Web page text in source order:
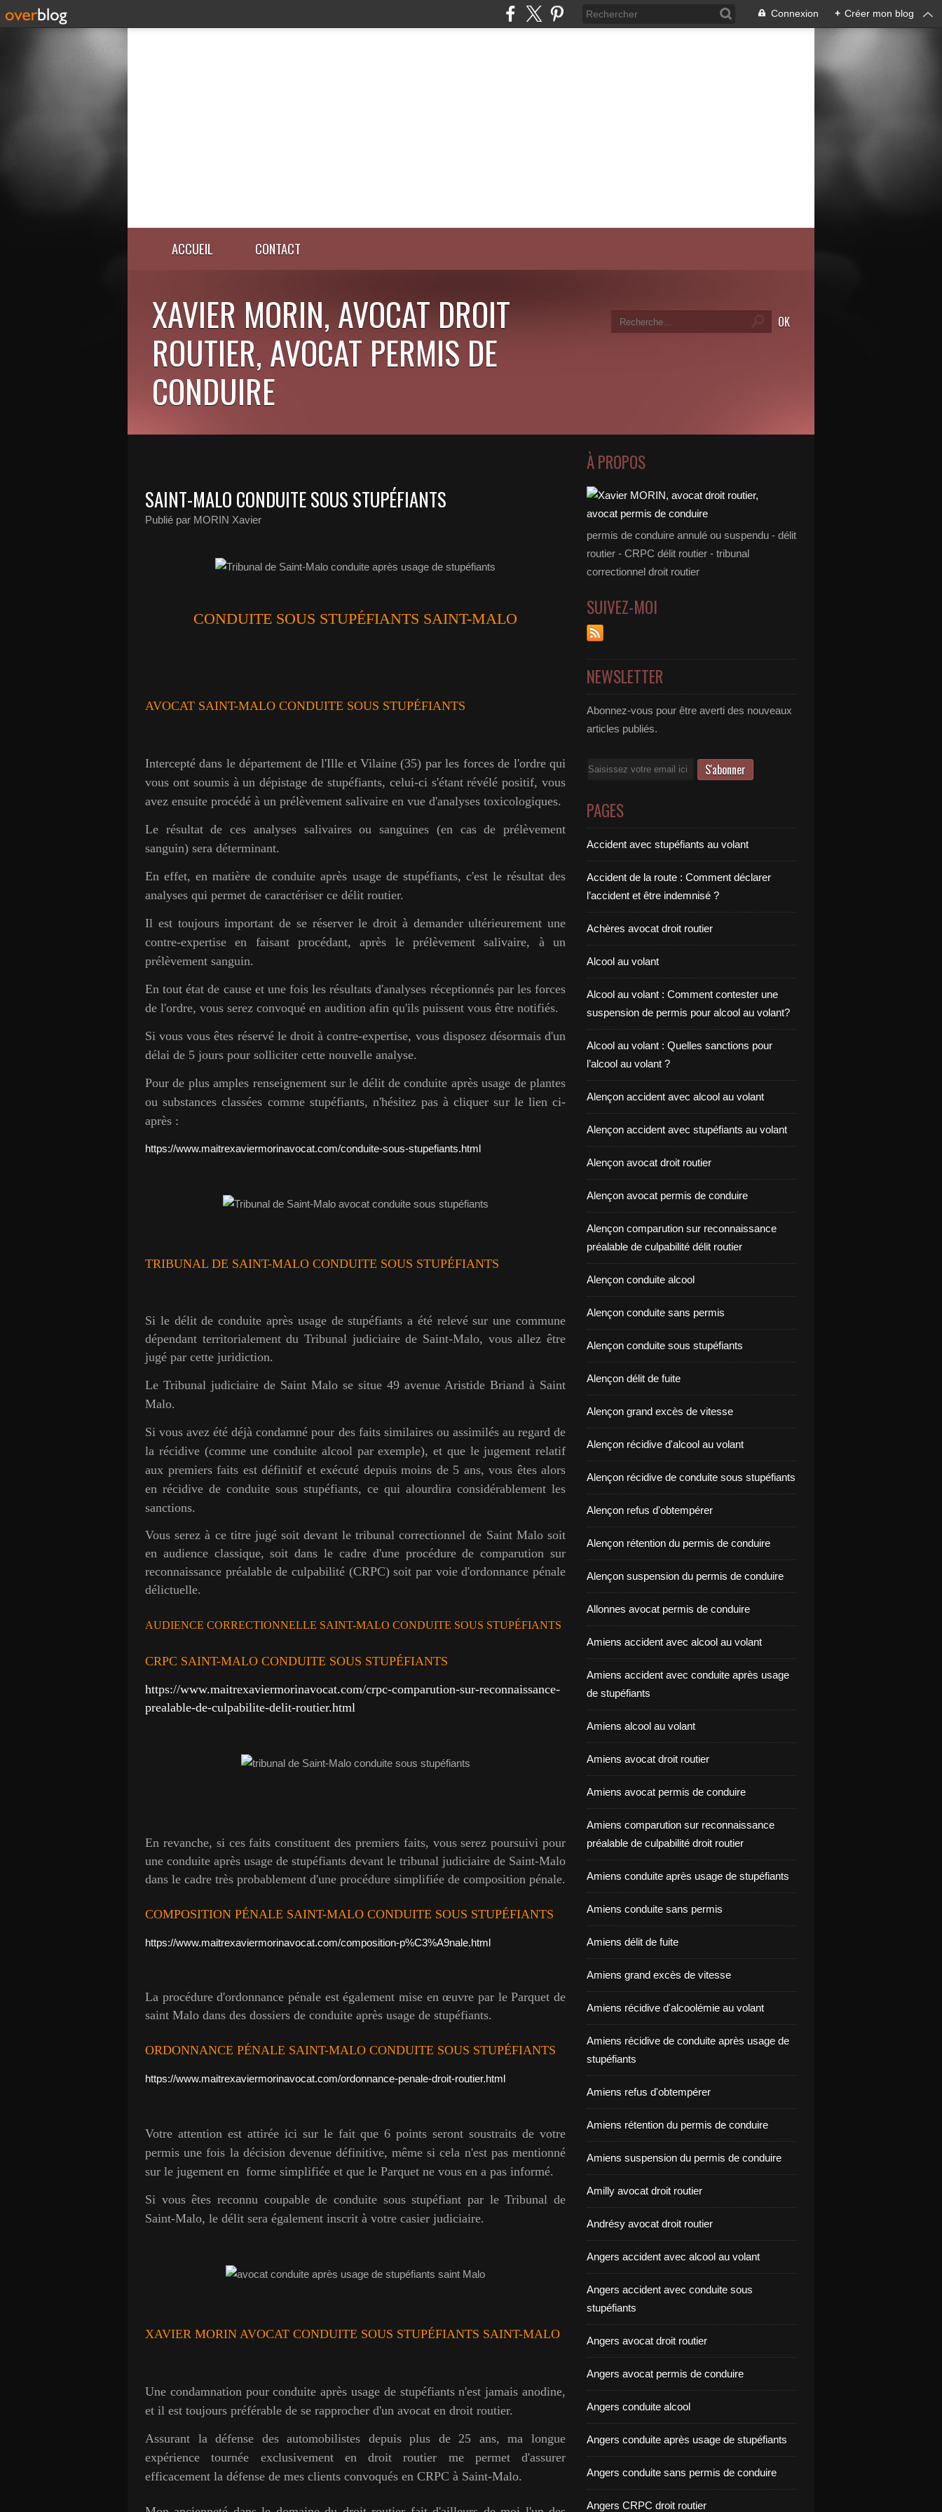
Connexion + Créer mon blog
ACCUEIL CONTACT
XAVIER MORIN, AVOCAT DROIT
ROUTIER, AVOCAT PERMIS DE
CONDUIRE
SAINT-MALO CONDUITE SOUS STUPÉFIANTS
Publié par MORIN Xavier
CONDUITE SOUS STUPÉFIANTS SAINT-MALO
AVOCAT SAINT-MALO CONDUITE SOUS STUPÉFIANTS
Intercepté dans le département de l'Ille et Vilaine (35) par les forces de l'ordre qui
vous ont soumis à un dépistage de stupéfiants, celui-ci s'étant révélé positif, vous
avez ensuite procédé à un prélèvement salivaire en vue d'analyses toxicologiques.
Le résultat de ces analyses salivaires ou sanguines (en cas de prélèvement
sanguin) sera déterminant.
En effet, en matière de conduite après usage de stupéfiants, c'est le résultat des
analyses qui permet de caractériser ce délit routier.
Il est toujours important de se réserver le droit à demander ultérieurement une
contre-expertise en faisant procédant, après le prélèvement salivaire, à un
prélèvement sanguin.
En tout état de cause et une fois les résultats d'analyses réceptionnés par les forces
de l'ordre, vous serez convoqué en audition afin qu'ils puissent vous être notifiés.
Si vous vous êtes réservé le droit à contre-expertise, vous disposez désormais d'un
délai de 5 jours pour solliciter cette nouvelle analyse.
Pour de plus amples renseignement sur le délit de conduite après usage de plantes
ou substances classées comme stupéfiants, n'hésitez pas à cliquer sur le lien ci-
après :
https://www.maitrexaviermorinavocat.com/conduite-sous-stupefiants.html
TRIBUNAL DE SAINT-MALO CONDUITE SOUS STUPÉFIANTS
Si le délit de conduite après usage de stupéfiants a été relevé sur une commune
dépendant territorialement du Tribunal judiciaire de Saint-Malo, vous allez être
jugé par cette juridiction.
Le Tribunal judiciaire de Saint Malo se situe 49 avenue Aristide Briand à Saint
Malo.
Si vous avez été déjà condamné pour des faits similaires ou assimilés au regard de
la récidive (comme une conduite alcool par exemple), et que le jugement relatif
aux premiers faits est définitif et exécuté depuis moins de 5 ans, vous êtes alors
en récidive de conduite sous stupéfiants, ce qui alourdira considérablement les
sanctions.
Vous serez à ce titre jugé soit devant le tribunal correctionnel de Saint Malo soit
en audience classique, soit dans le cadre d'une procédure de comparution sur
reconnaissance préalable de culpabilité (CRPC) soit par voie d'ordonnance pénale
délictuelle.
AUDIENCE CORRECTIONNELLE SAINT-MALO CONDUITE SOUS STUPÉFIANTS
CRPC SAINT-MALO CONDUITE SOUS STUPÉFIANTS
https://www.maitrexaviermorinavocat.com/crpc-comparution-sur-reconnaissance-
prealable-de-culpabilite-delit-routier.html
En revanche, si ces faits constituent des premiers faits, vous serez poursuivi pour
une conduite après usage de stupéfiants devant le tribunal judiciaire de Saint-Malo
dans le cadre très probablement d'une procédure simplifiée de composition pénale.
COMPOSITION PÉNALE SAINT-MALO CONDUITE SOUS STUPÉFIANTS
https://www.maitrexaviermorinavocat.com/composition-p%C3%A9nale.html
La procédure d'ordonnance pénale est également mise en œuvre par le Parquet de
saint Malo dans des dossiers de conduite après usage de stupéfiants.
ORDONNANCE PÉNALE SAINT-MALO CONDUITE SOUS STUPÉFIANTS
https://www.maitrexaviermorinavocat.com/ordonnance-penale-droit-routier.html
Votre attention est attirée ici sur le fait que 6 points seront soustraits de votre
permis une fois la décision devenue définitive, même si cela n'est pas mentionné
sur le jugement en forme simplifiée et que le Parquet ne vous en a pas informé.
Si vous êtes reconnu coupable de conduite sous stupéfiant par le Tribunal de
Saint-Malo, le délit sera également inscrit à votre casier judiciaire.
XAVIER MORIN AVOCAT CONDUITE SOUS STUPÉFIANTS SAINT-MALO
Une condamnation pour conduite après usage de stupéfiants n'est jamais anodine,
et il est toujours préférable de se rapprocher d'un avocat en droit routier.
Assurant la défense des automobilistes depuis plus de 25 ans, ma longue
expérience tournée exclusivement en droit routier me permet d'assurer
efficacement la défense de mes clients convoqués en CRPC à Saint-Malo.
À PROPOS
permis de conduire annulé ou suspendu - délit
routier - CRPC délit routier - tribunal
correctionnel droit routier
SUIVEZ-MOI
NEWSLETTER
Abonnez-vous pour être averti des nouveaux
articles publiés.
Email
PAGES
Accident avec stupéfiants au volant
Accident de la route : Comment déclarer
l’accident et être indemnisé ?
Achères avocat droit routier
Alcool au volant
Alcool au volant : Comment contester une
suspension de permis pour alcool au volant?
Alcool au volant : Quelles sanctions pour
l’alcool au volant ?
Alençon accident avec alcool au volant
Alençon accident avec stupéfiants au volant
Alençon avocat droit routier
Alençon avocat permis de conduire
Alençon comparution sur reconnaissance
préalable de culpabilité délit routier
Alençon conduite alcool
​​​​​​​Alençon conduite sans permis
Alençon conduite sous stupéfiants
Alençon délit de fuite
Alençon grand excès de vitesse
Alençon récidive d'alcool au volant
Alençon récidive de conduite sous stupéfiants
Alençon refus d'obtempérer
Alençon rétention du permis de conduire
Alençon suspension du permis de conduire
Allonnes avocat permis de conduire
Amiens accident avec alcool au volant
Amiens accident avec conduite après usage
de stupéfiants
Amiens alcool au volant
Amiens avocat droit routier
Amiens avocat permis de conduire
Amiens comparution sur reconnaissance
préalable de culpabilité droit routier
Amiens conduite après usage de stupéfiants
Amiens conduite sans permis
Amiens délit de fuite
Amiens grand excès de vitesse
Amiens récidive d'alcoolémie au volant
Amiens récidive de conduite après usage de
stupéfiants
Amiens refus d'obtempérer
Amiens rétention du permis de conduire
Amiens suspension du permis de conduire
Amilly avocat droit routier
Andrésy avocat droit routier
Angers accident avec alcool au volant
Angers accident avec conduite sous
stupéfiants
Angers avocat droit routier
Angers avocat permis de conduire
Angers conduite alcool
Angers conduite après usage de stupéfiants
Angers conduite sans permis de conduire
Angers CRPC droit routier